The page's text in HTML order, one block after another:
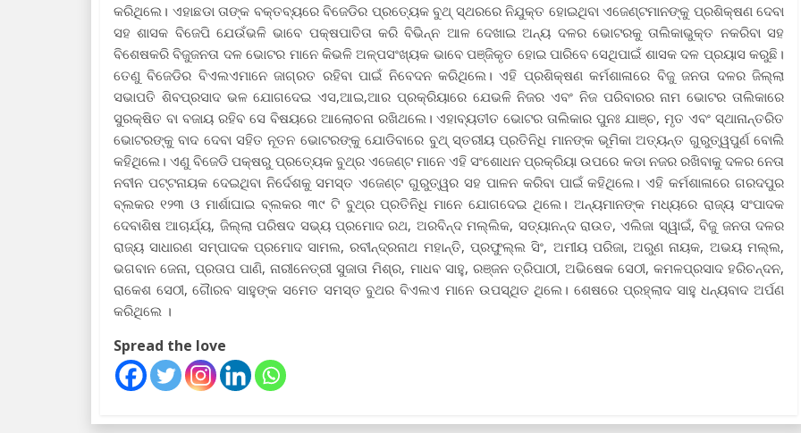
କରିଥିଲେ। ଏହାଛଡା ତାଙ୍କ ବକ୍ତବ୍ୟରେ ବିଜେଡିର ପ୍ରତ୍ୟେକ ବୁଥ୍ ସ୍ଥରରେ ନିଯୁକ୍ତ ହୋଇଥିବା ଏଜେଣ୍ଟମାନଙ୍କୁ ପ୍ରଶିକ୍ଷଣ ଦେବା
ସହ ଶାସକ ବିଜେପି ଯେଉଁଭଳି ଭାବେ ପକ୍ଷପାତିତା କରି ବିଭିନ୍ନ ଆଳ ଦେଖାଇ ଅନ୍ୟ ଦଳର ଭୋଟରକୁ ତାଲିକାଭୁକ୍ତ ନକରିବା ସହ
ବିଶେଷକରି ବିଜୁଜନତା ଦଳ ଭୋଟର ମାନେ କିଭଳି ଅଳ୍ପସଂଖ୍ୟକ ଭାବେ ପଞ୍ଜିକୃତ ହୋଇ ପାରିବେ ସେଥିପାଇଁ ଶାସକ ଦଳ ପ୍ରୟାସ କରୁଛି।
ତେଣୁ ବିଜେଡିର ବିଏଲଏମାନେ ଜାଗ୍ରତ ରହିବା ପାଇଁ ନିବେଦନ କରିଥିଲେ। ଏହି ପ୍ରଶିକ୍ଷଣ କର୍ମଶାଳାରେ ବିଜୁ ଜନତା ଦଳର ଜିଲ୍ଲା
ସଭାପତି ଶିବପ୍ରସାଦ ଭଳ ଯୋଗଦେଇ ଏସ,ଆଇ,ଆର ପ୍ରକ୍ରିୟାରେ ଯେଭଳି ନିଜର ଏବଂ ନିଜ ପରିବାରର ନାମ ଭୋଟର ତାଲିକାରେ
ସୁରକ୍ଷିତ ବା ବଜାୟ ରହିବ ସେ ବିଷୟରେ ଆଲୋଚନା ରଖିଥଲେ। ଏହାବ୍ୟତୀତ ଭୋଟର ତାଲିକାର ପୁନଃ ଯାଞ୍ଚ, ମୃତ ଏବଂ ସ୍ଥାନାନ୍ତରିତ
ଭୋଟରଙ୍କୁ ବାଦ ଦେବା ସହିତ ନୂତନ ଭୋଟରଙ୍କୁ ଯୋଡିବାରେ ବୁଥ୍ ସ୍ତରୀୟ ପ୍ରତିନିଧି ମାନଙ୍କ ଭୂମିକା ଅତ୍ୟନ୍ତ ଗୁରୁତ୍ୱପୁର୍ଣ ବୋଲି
କହିଥିଲେ। ଏଣୁ ବିଜେଡି ପକ୍ଷରୁ ପ୍ରତ୍ୟେକ ବୁଥ୍‌ର ଏଜେଣ୍ଟ ମାନେ ଏହି ସଂଶୋଧନ ପ୍ରକ୍ରିୟା ଉପରେ କଡା ନଜର ରଖିବାକୁ ଦଳର ନେତା
ନବୀନ ପଟ୍ଟନାୟକ ଦେଇଥିବା ନିର୍ଦେଶକୁ ସମସ୍ତ ଏଜେଣ୍ଟ ଗୁରୁତ୍ୱର ସହ ପାଳନ କରିବା ପାଇଁ କହିଥିଲେ। ଏହି କର୍ମଶାଳାରେ ଗରଦପୁର
ବ୍ଲକର ୧୨୩ ଓ ମାର୍ଶାଘାଇ ବ୍ଲକର ୩୯ ଟି ବୁଥ୍‌ର ପ୍ରତିନିଧି ମାନେ ଯୋଗଦେଇ ଥିଲେ। ଅନ୍ୟମାନଙ୍କ ମଧ୍ୟରେ ରାଜ୍ୟ ସଂପାଦକ
ଦେବାଶିଷ ଆଚାର୍ଯ୍ୟ, ଜିଲ୍ଲା ପରିଷଦ ସଭ୍ୟ ପ୍ରମୋଦ ରଥ, ଅରବିନ୍ଦ ମଲ୍ଲିକ, ସତ୍ୟାନନ୍ଦ ରାଉତ, ଏଲିଜା ସ୍ୱାଇଁ, ବିଜୁ ଜନତା ଦଳର
ରାଜ୍ୟ ସାଧାରଣ ସମ୍ପାଦକ ପ୍ରମୋଦ ସାମଲ, ରବୀନ୍ଦ୍ରନାଥ ମହାନ୍ତି, ପ୍ରଫୁଲ୍ଲ ସିଂ, ଅମୀୟ ପରିଜା, ଅରୁଣ ନାୟକ, ଅଭୟ ମଲ୍ଲ,
ଭଗବାନ ଜେନା, ପ୍ରତାପ ପାଣି, ନାରୀନେତ୍ରୀ ସୁଜାତା ମିଶ୍ର, ମାଧବ ସାହୁ, ରଞ୍ଜନ ତ୍ରିପାଠୀ, ଅଭିଷେକ ସେଠୀ, କମଳପ୍ରସାଦ ହରିଚନ୍ଦନ,
ରାକେଶ ସେଠୀ, ଗୈାରବ ସାହୁଙ୍କ ସମେତ ସମସ୍ତ ବୁଥର ବିଏଲଏ ମାନେ ଉପସ୍ଥିତ ଥିଲେ। ଶେଷରେ ପ୍ରହ୍ଲାଦ ସାହୁ ଧନ୍ୟବାଦ ଅର୍ପଣ
କରିଥିଲେ ।
Spread the love